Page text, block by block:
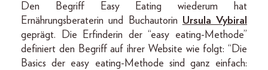
Den Begriff Easy Eating wiederum hat
Ernährungsberaterin und Buchautorin Ursula Vybiral
geprägt. Die Erfinderin der “easy eating-Methode”
definiert den Begriff auf ihrer Website wie folgt: “Die
Basics der easy eating-Methode sind ganz einfach: